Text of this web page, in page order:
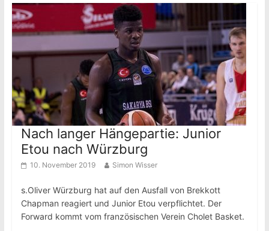
Nach langer Hängepartie: Junior
Etou nach Würzburg
10. November 2019 Simon Wisser
s.Oliver Würzburg hat auf den Ausfall von Brekkott
Chapman reagiert und Junior Etou verpflichtet. Der
Forward kommt vom französischen Verein Cholet Basket.